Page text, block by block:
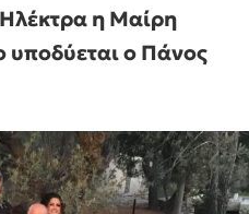
η Μαίρη
υποδύεται ο Πάνος